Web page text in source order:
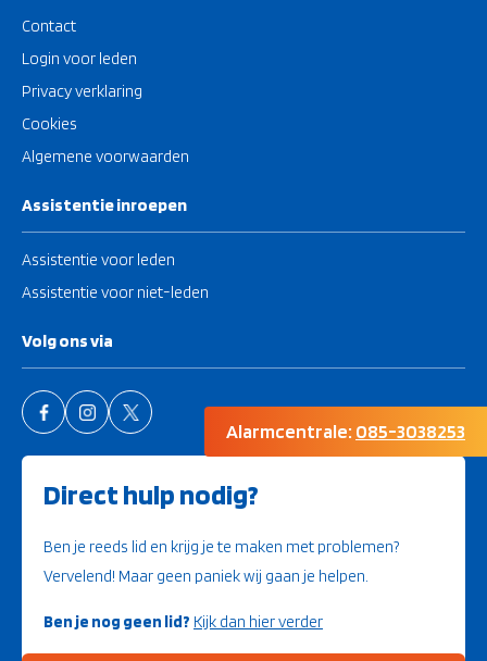
Alarmcentrale: 085-3038253
Contact
Login voor leden
Privacy verklaring
Cookies
Algemene voorwaarden
Assistentie inroepen
Assistentie voor leden
Assistentie voor niet-leden
Volg ons via
Direct hulp nodig?
Ben je reeds lid en krijg je te maken met problemen?
Vervelend! Maar geen paniek wij gaan je helpen.
Ben je nog geen lid? Kijk dan hier verder